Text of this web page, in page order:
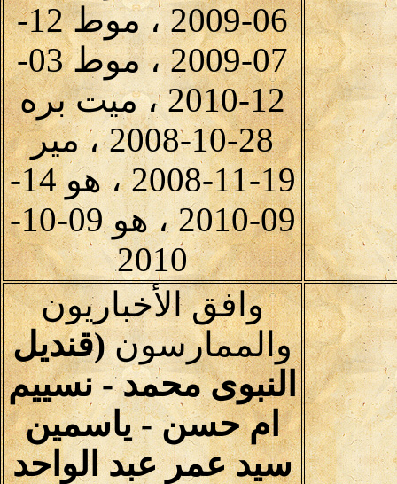
06-2009 ، موط 12-
07-2009 ، موط 03-
12-2010 ، ميت بره
28-10-2008 ، مير
19-11-2008 ، هو 14-
09-2010 ، هو 09-10-
2010
وافق الأخباريون
والممارسون(قنديل
النبوى محمد - نسييم
ام حسن - ياسمين
سيد عمر عبد الواحد